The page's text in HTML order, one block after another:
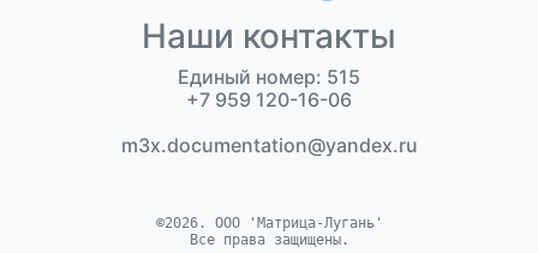
Наши контакты
Единый номер: 515
+7 959 120-16-06
m3x.documentation@yandex.ru
©2026. ООО 'Матрица-Лугань'
Все права защищены.